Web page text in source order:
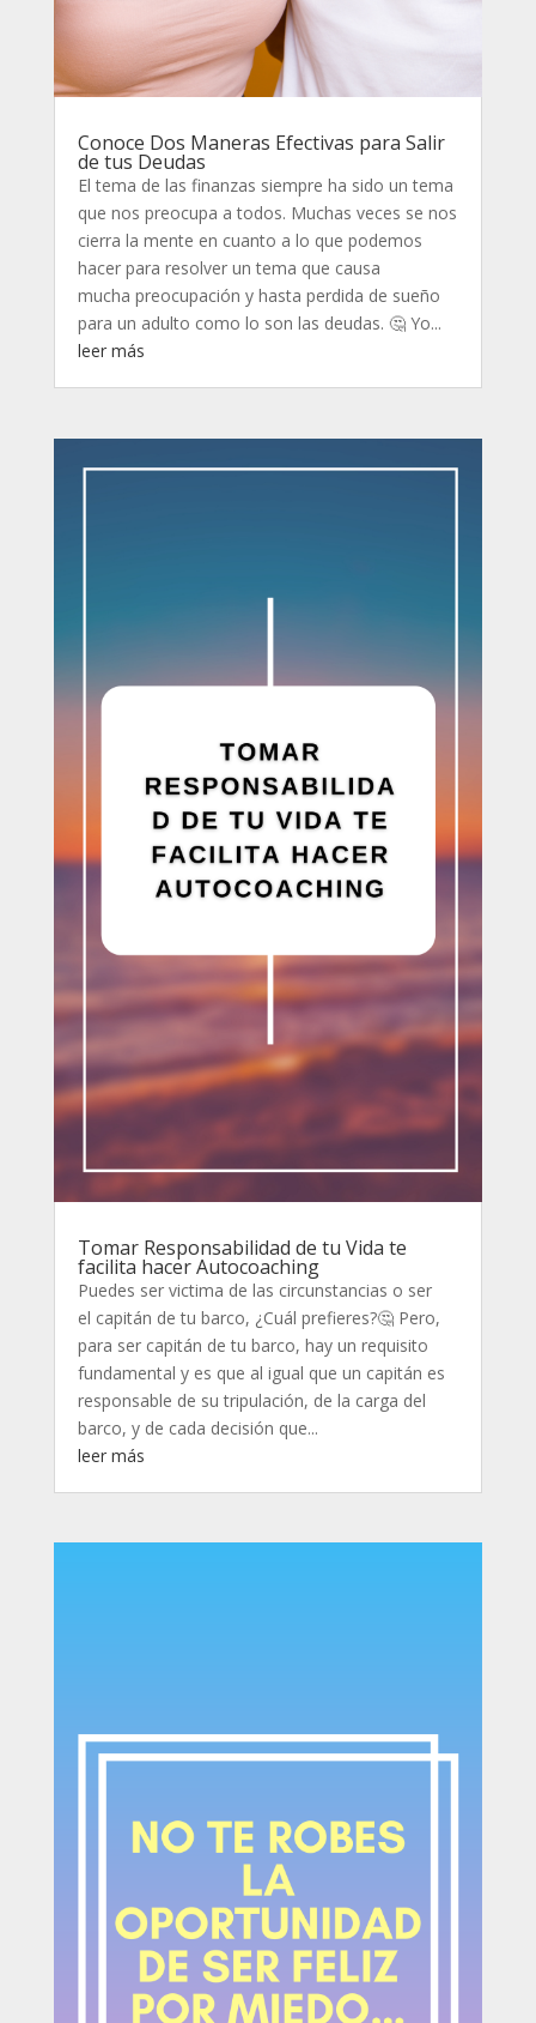
Conoce Dos Maneras Efectivas para Salir
de tus Deudas
El tema de las finanzas siempre ha sido un tema
que nos preocupa a todos. Muchas veces se nos
cierra la mente en cuanto a lo que podemos
hacer para resolver un tema que causa
mucha preocupación y hasta perdida de sueño
para un adulto como lo son las deudas. 🤔 Yo...
leer más
Tomar Responsabilidad de tu Vida te
facilita hacer Autocoaching
Puedes ser victima de las circunstancias o ser
el capitán de tu barco, ¿Cuál prefieres?🤔 Pero,
para ser capitán de tu barco, hay un requisito
fundamental y es que al igual que un capitán es
responsable de su tripulación, de la carga del
barco, y de cada decisión que...
leer más